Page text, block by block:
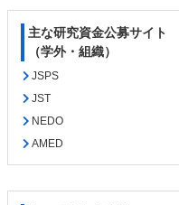
へ
主な研究資金公募サイト
（学外・組織）
JSPS
JST
NEDO
AMED